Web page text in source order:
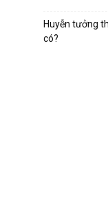
Huyễn tưởng
có?